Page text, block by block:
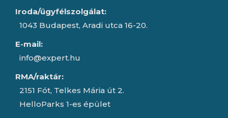
Iroda/ügyfélszolgálat:
1043 Budapest, Aradi utca 16-20.
E-mail:
info@expert.hu
RMA/raktár:
2151 Fót, Telkes Mária út 2.
HelloParks 1-es épület